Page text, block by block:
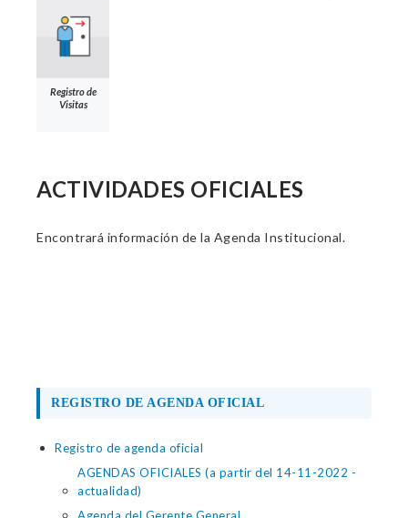
Registro de
Visitas
ACTIVIDADES OFICIALES
Encontrará información de la Agenda Institucional.
REGISTRO DE AGENDA OFICIAL
Registro de agenda oficial
AGENDAS OFICIALES (a partir del 14-11-2022 -
actualidad)